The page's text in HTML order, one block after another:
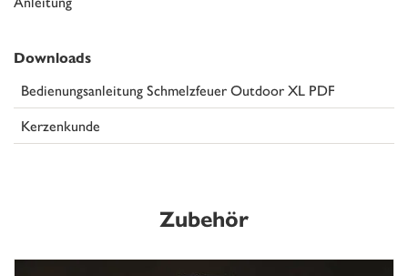
Downloads
Bedienungsanleitung Schmelzfeuer Outdoor XL PDF
Kerzenkunde
Zubehör